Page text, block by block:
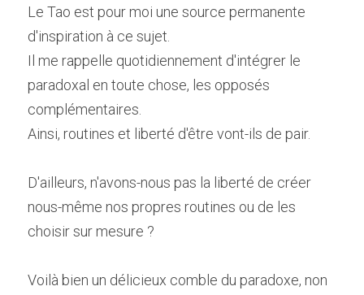
Le Tao est pour moi une source permanente
d'inspiration à ce sujet.
Il me rappelle quotidiennement d'intégrer le
paradoxal en toute chose, les opposés
complémentaires.
Ainsi, routines et liberté d'être vont-ils de pair.
D'ailleurs, n'avons-nous pas la liberté de créer
nous-même nos propres routines ou de les
choisir sur mesure ?
Voilà bien un délicieux comble du paradoxe, non